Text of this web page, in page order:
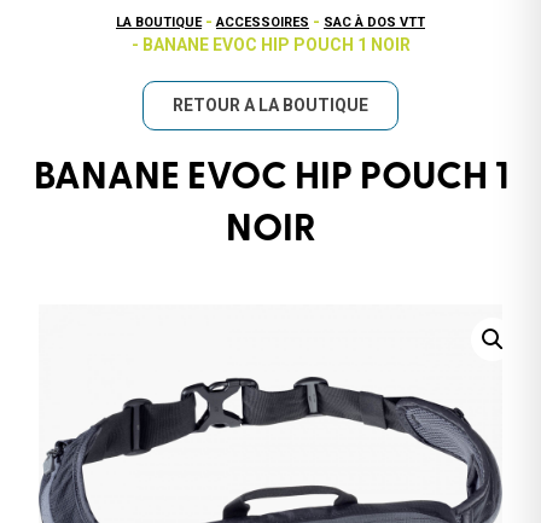
LA BOUTIQUE - ACCESSOIRES - SAC À DOS VTT
- BANANE EVOC HIP POUCH 1 NOIR
RETOUR A LA BOUTIQUE
BANANE EVOC HIP POUCH 1
NOIR